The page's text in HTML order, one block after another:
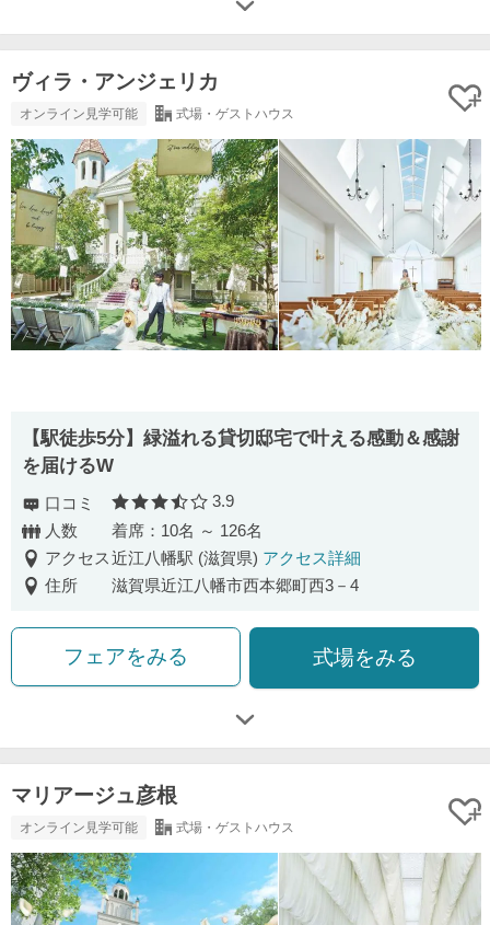
ヴィラ・アンジェリカ
オンライン見学可能 式場・ゲストハウス
【駅徒歩5分】緑溢れる貸切邸宅で叶える感動＆感謝
を届けるW
口コミ 口コミ評価
3.9
人数
着席：10名 ～ 126名
アクセス近江八幡駅 (滋賀県) アクセス詳細
住所
滋賀県近江八幡市西本郷町西3－4
フェアをみる 式場をみる
マリアージュ彦根
オンライン見学可能 式場・ゲストハウス